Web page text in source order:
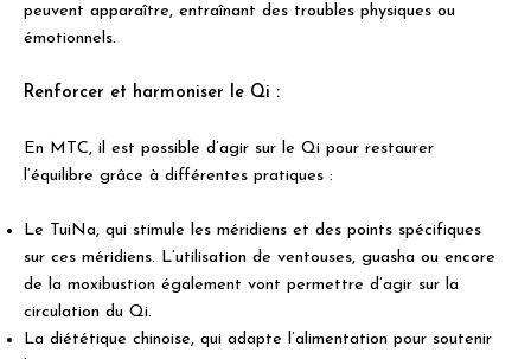
peuvent apparaître, entraînant des troubles physiques ou
émotionnels.
Renforcer et harmoniser le Qi :
En MTC, il est possible d’agir sur le Qi pour restaurer
l’équilibre grâce à différentes pratiques :
Le TuiNa, qui stimule les méridiens et des points spécifiques
sur ces méridiens. L’utilisation de ventouses, guasha ou encore
de la moxibustion également vont permettre d’agir sur la
circulation du Qi.
La diététique chinoise, qui adapte l’alimentation pour soutenir